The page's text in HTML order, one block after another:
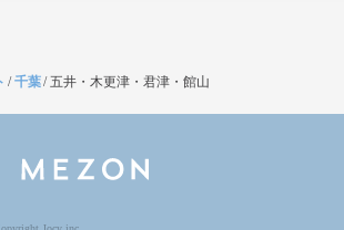
/千葉/五井・木更津・君津・館山